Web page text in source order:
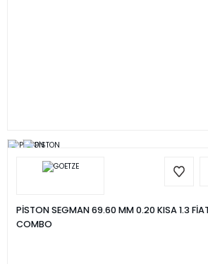
PİSTON SEGMAN 69.60 MM 0.20 KISA 1.3
COMBO